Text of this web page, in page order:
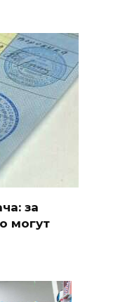
за
могут